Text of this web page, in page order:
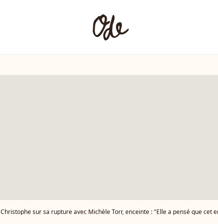
Christophe sur sa rupture avec Michèle Torr, enceinte : "Elle a pensé que cet